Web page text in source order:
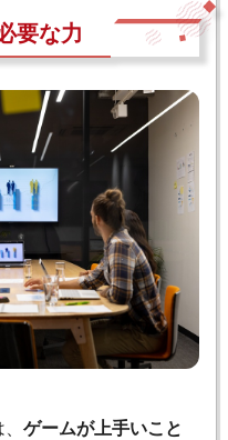
要な力
ゲームが上手いこと